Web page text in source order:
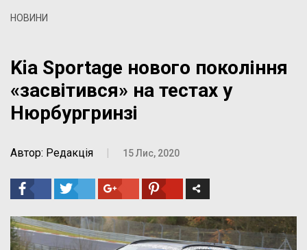
НОВИНИ
Kia Sportage нового покоління
«засвітився» на тестах у
Нюрбургринзі
Автор: Редакція 15 Лис, 2020